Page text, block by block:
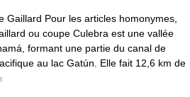
Gaillard Pour les articles homonymes,
ou coupe Culebra est une vallée
formant une partie du canal de
au lac Gatún. Elle fait 12,6 km de